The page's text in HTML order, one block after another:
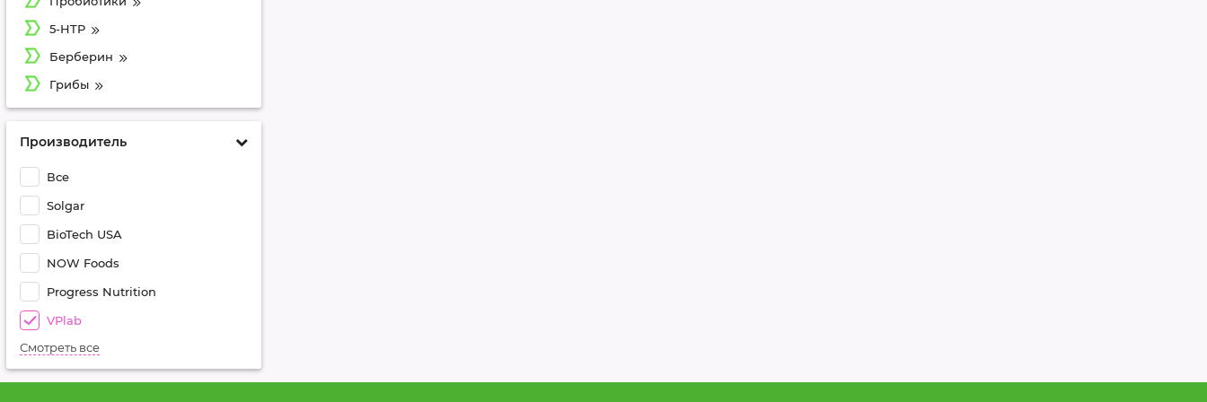
5-HTP
Берберин
Грибы
Производитель
Все
Solgar
BioTech USA
NOW Foods
Progress Nutrition
VPlab
Смотреть все